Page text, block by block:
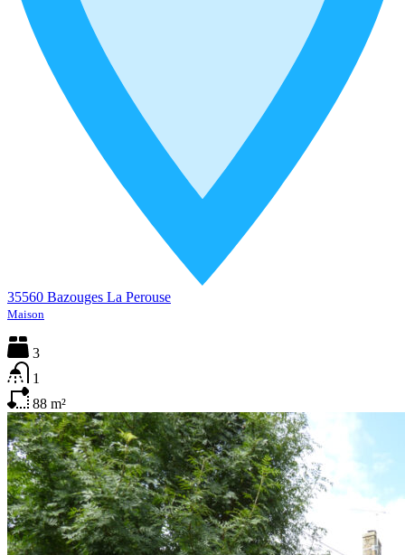
35560 Bazouges La Perouse
Maison
3
1
88 m²